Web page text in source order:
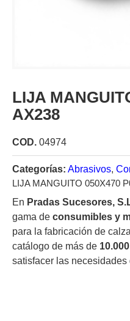
LIJA
AX238
COD. 04974
Categorías: Abrasivos,
LIJA MANGUITO 050X470
En Pradas Sucesores,
gama de consumibles y
para la fabricación de
catálogo de más de
satisfacer las necesidades